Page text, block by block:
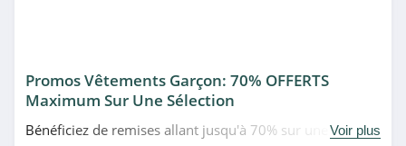
Promos Vêtements Garçon: 70% OFFERTS
Maximum Sur Une Sélection
Bénéficiez de remises allant jusqu'à 70% sur une
Voir plus